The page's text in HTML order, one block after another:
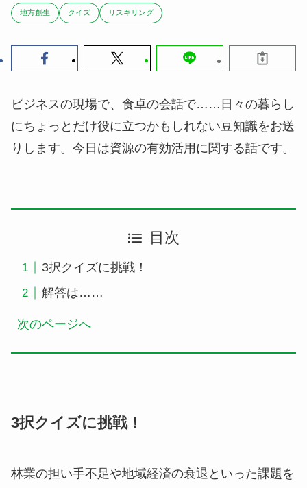
地方創生 クイズ リスキリング
ビジネスの現場で、食卓の会話で……日々の暮らし
にちょっとだけ役に立つかもしれない豆知識をお送
りします。今日は資源の有効活用に関する話です。
目次
3択クイズに挑戦！
解答は……
次のページへ
3択クイズに挑戦！
林業の担い手不足や地域経済の衰退といった課題を